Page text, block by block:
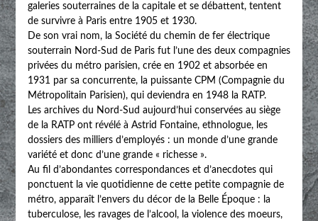
galeries souterraines de la capitale et se débattent, tentent
de survivre à Paris entre 1905 et 1930.
De son vrai nom, la Société du chemin de fer électrique
souterrain Nord-Sud de Paris fut l’une des deux compagnies
privées du métro parisien, crée en 1902 et absorbée en
1931 par sa concurrente, la puissante CPM (Compagnie du
Métropolitain Parisien), qui deviendra en 1948 la RATP.
Les archives du Nord-Sud aujourd’hui conservées au siège
de la RATP ont révélé à Astrid Fontaine, ethnologue, les
dossiers des milliers d’employés : un monde d’une grande
variété et donc d’une grande « richesse ».
Au fil d’abondantes correspondances et d’anecdotes qui
ponctuent la vie quotidienne de cette petite compagnie de
métro, apparaît l’envers du décor de la Belle Époque : la
tuberculose, les ravages de l’alcool, la violence des moeurs,